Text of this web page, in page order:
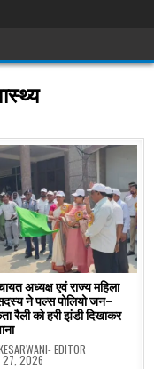
अध्यक्ष एवं राज्य महिला
ने पल्स पोलियो जन-
रैली को हरी झंडी दिखाकर
EDITOR
27, 2026